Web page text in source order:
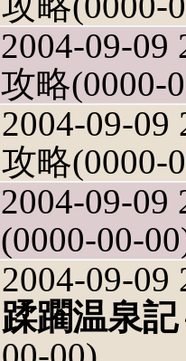
2004-09-09
攻略(0000-
2004-09-09
攻略(0000-
2004-09-09
(0000-00-
2004-09-09
蹂躙温泉